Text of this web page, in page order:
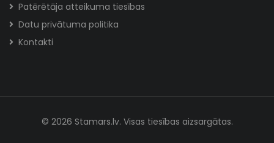
Patērētāja atteikuma tiesības
Datu privātuma politika
Kontakti
© 2026 Stamars.lv. Visas tiesības aizsargātas.